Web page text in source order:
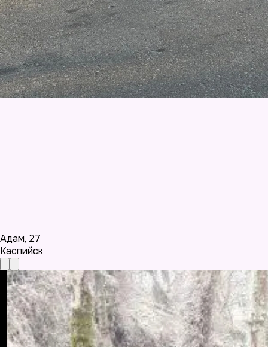
Адам, 27
Каспийск